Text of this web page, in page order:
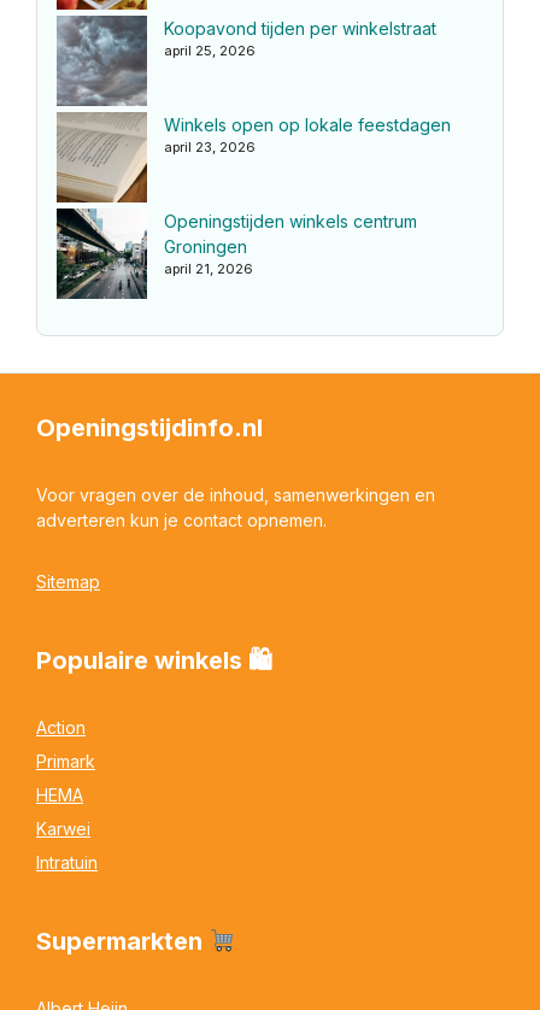
Koopavond tijden per winkelstraat
april 25, 2026
Winkels open op lokale feestdagen
april 23, 2026
Openingstijden winkels centrum
Groningen
april 21, 2026
Openingstijdinfo.nl
Voor vragen over de inhoud, samenwerkingen en
adverteren kun je contact opnemen.
Sitemap
Populaire winkels 🛍
Action
Primark
HEMA
Karwei
Intratuin
Supermarkten